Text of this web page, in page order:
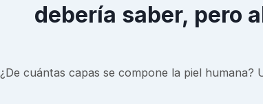
debería saber, pero
¿De cuántas capas se compone la piel